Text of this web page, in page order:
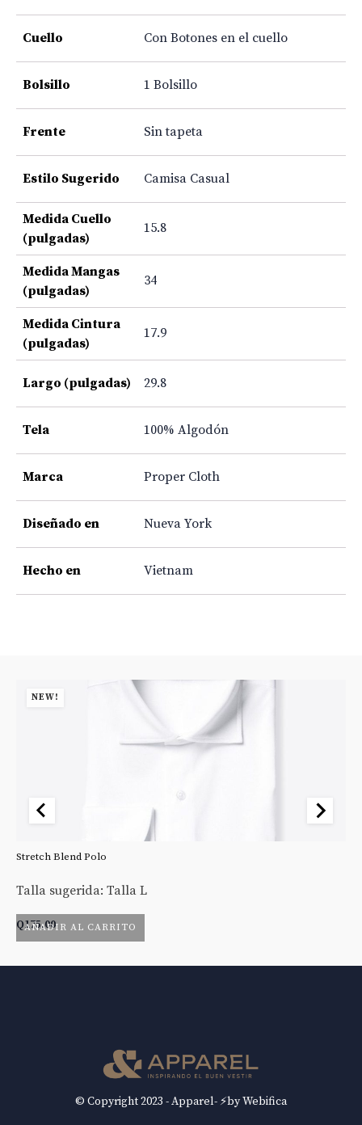
Cuello Con Botones en el cuello
Bolsillo 1 Bolsillo
Frente Sin tapeta
Estilo Sugerido Camisa Casual
Medida Cuello
(pulgadas)
15.8
Medida Mangas
(pulgadas)
34
Medida Cintura
(pulgadas)
17.9
Largo (pulgadas) 29.8
Tela 100% Algodón
Marca Proper Cloth
Diseñado en Nueva York
Hecho en Vietnam
NEW!
AÑADIR AL CARRITO
Stretch Blend Polo
Talla sugerida: Talla L
Q175.00
© Copyright 2023 - Apparel- ⚡by Webifica